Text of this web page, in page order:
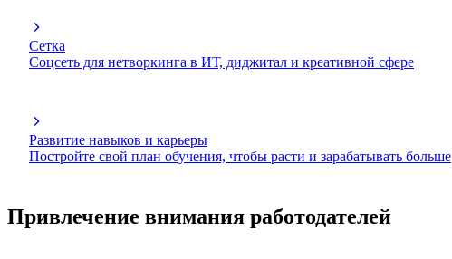
Сетка
Соцсеть для нетворкинга в ИТ, диджитал и креативной сфере
Развитие навыков и карьеры
Постройте свой план обучения, чтобы расти и зарабатывать больше
Привлечение внимания работодателей